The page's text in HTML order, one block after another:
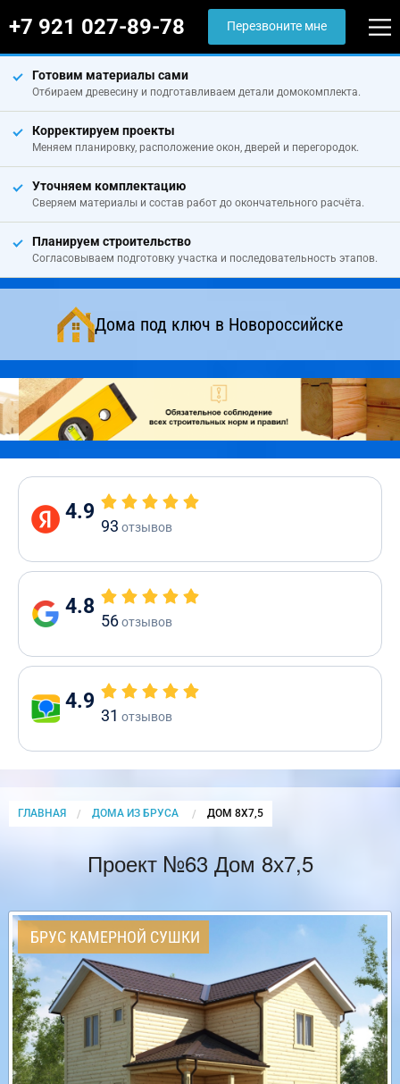
+7 921 027-89-78 Перезвоните мне
Готовим материалы сами
Отбираем древесину и подготавливаем детали домокомплекта.
Корректируем проекты
Меняем планировку, расположение окон, дверей и перегородок.
Уточняем комплектацию
Сверяем материалы и состав работ до окончательного расчёта.
Планируем строительство
Согласовываем подготовку участка и последовательность этапов.
Дома под ключ в Новороссийске
4.9
93 отзывов
4.8
56отзывов
4.9
31 отзывов
ГЛАВНАЯ ДОМА ИЗ БРУСА CURRENT:
ДОМ 8Х7,5
Проект №63 Дом 8х7,5
БРУС КАМЕРНОЙ СУШКИ